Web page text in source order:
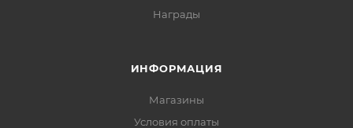
Награды
ИНФОРМАЦИЯ
Магазины
Условия оплаты